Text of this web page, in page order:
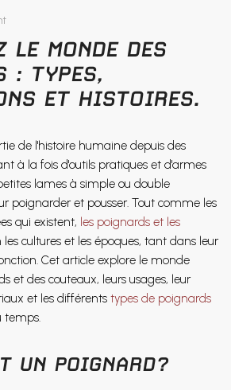
LE MONDE DES
: TYPES,
ET HISTOIRES.
de l'histoire humaine depuis des
à la fois d'outils pratiques et d'armes
lames à simple ou double
poignarder et pousser. Tout comme les
qui existent, les poignards et les
les cultures et les époques, tant dans leur
Cet article explore le monde
et des couteaux, leurs usages, leur
et les différents types de poignards
temps.
UN POIGNARD?